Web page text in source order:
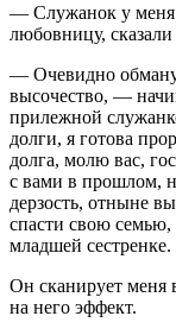
— Служанок у меня
любовницу,
— Очевидно
высочество, —
прилежной
долги, я готова
долга, молю вас,
с вами в прошлом,
дерзость, отныне
спасти свою семью,
младшей сестренке.
Он сканирует меня
на него эффект.